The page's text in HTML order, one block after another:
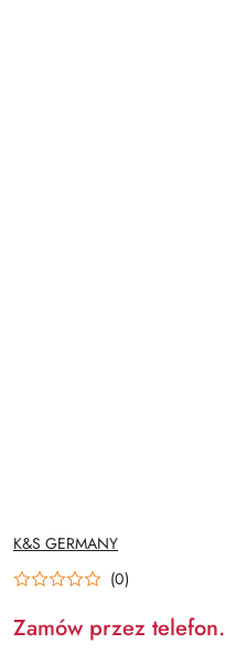
NAZWA
PRODUCENTA:
K&S GERMANY
(0)
Zamów przez telefon.